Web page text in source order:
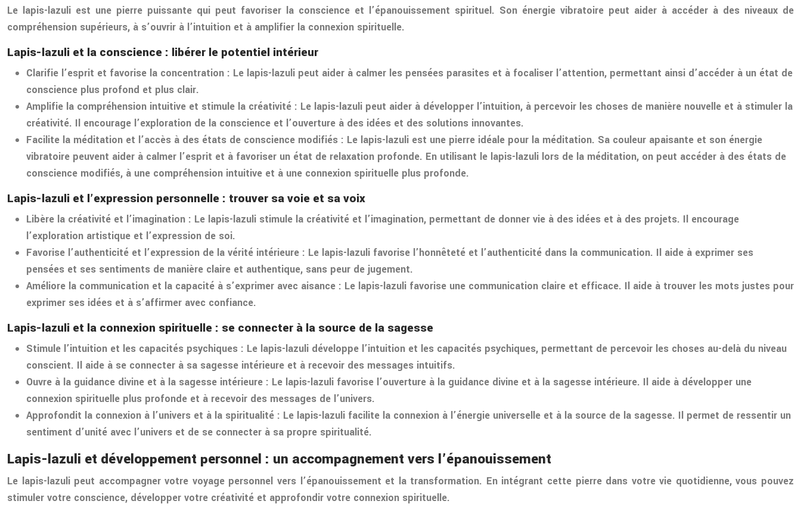
Le lapis-lazuli est une pierre puissante qui peut favoriser la conscience et l’épanouissement spirituel. Son énergie vibratoire peut aider à accéder à des niveaux de
compréhension supérieurs, à s’ouvrir à l’intuition et à amplifier la connexion spirituelle.
Lapis-lazuli et la conscience : libérer le potentiel intérieur
Clarifie l’esprit et favorise la concentration : Le lapis-lazuli peut aider à calmer les pensées parasites et à focaliser l’attention, permettant ainsi d’accéder à un état de
conscience plus profond et plus clair.
Amplifie la compréhension intuitive et stimule la créativité : Le lapis-lazuli peut aider à développer l’intuition, à percevoir les choses de manière nouvelle et à stimuler la
créativité. Il encourage l’exploration de la conscience et l’ouverture à des idées et des solutions innovantes.
Facilite la méditation et l’accès à des états de conscience modifiés : Le lapis-lazuli est une pierre idéale pour la méditation. Sa couleur apaisante et son énergie
vibratoire peuvent aider à calmer l’esprit et à favoriser un état de relaxation profonde. En utilisant le lapis-lazuli lors de la méditation, on peut accéder à des états de
conscience modifiés, à une compréhension intuitive et à une connexion spirituelle plus profonde.
Lapis-lazuli et l’expression personnelle : trouver sa voie et sa voix
Libère la créativité et l’imagination : Le lapis-lazuli stimule la créativité et l’imagination, permettant de donner vie à des idées et à des projets. Il encourage
l’exploration artistique et l’expression de soi.
Favorise l’authenticité et l’expression de la vérité intérieure : Le lapis-lazuli favorise l’honnêteté et l’authenticité dans la communication. Il aide à exprimer ses
pensées et ses sentiments de manière claire et authentique, sans peur de jugement.
Améliore la communication et la capacité à s’exprimer avec aisance : Le lapis-lazuli favorise une communication claire et efficace. Il aide à trouver les mots justes pour
exprimer ses idées et à s’affirmer avec confiance.
Lapis-lazuli et la connexion spirituelle : se connecter à la source de la sagesse
Stimule l’intuition et les capacités psychiques : Le lapis-lazuli développe l’intuition et les capacités psychiques, permettant de percevoir les choses au-delà du niveau
conscient. Il aide à se connecter à sa sagesse intérieure et à recevoir des messages intuitifs.
Ouvre à la guidance divine et à la sagesse intérieure : Le lapis-lazuli favorise l’ouverture à la guidance divine et à la sagesse intérieure. Il aide à développer une
connexion spirituelle plus profonde et à recevoir des messages de l’univers.
Approfondit la connexion à l’univers et à la spiritualité : Le lapis-lazuli facilite la connexion à l’énergie universelle et à la source de la sagesse. Il permet de ressentir un
sentiment d’unité avec l’univers et de se connecter à sa propre spiritualité.
Lapis-lazuli et développement personnel : un accompagnement vers l’épanouissement
Le lapis-lazuli peut accompagner votre voyage personnel vers l’épanouissement et la transformation. En intégrant cette pierre dans votre vie quotidienne, vous pouvez
stimuler votre conscience, développer votre créativité et approfondir votre connexion spirituelle.